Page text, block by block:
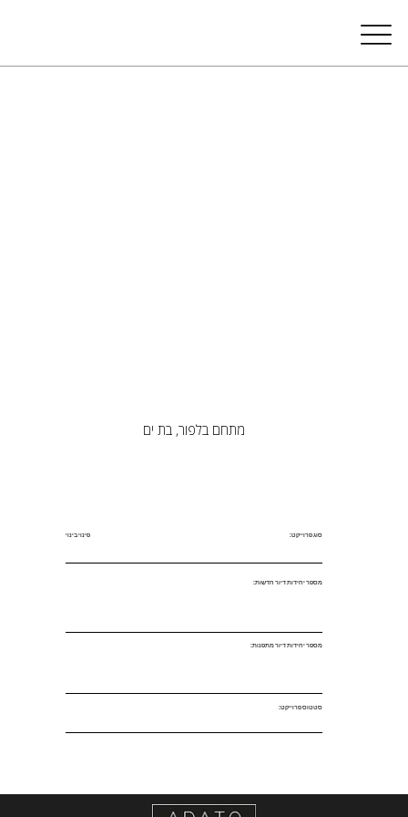
מתחם בלפור, בת ים
פינוי בינוי
מספר יחידות דיור מתפנות:
מספר יחידות דיור חדשות:
סוג פרוייקט:
סטטוס פרוייקט: